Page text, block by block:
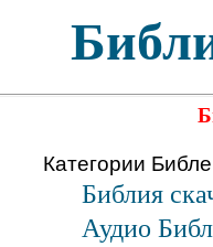
Категории
Библия
Аудио